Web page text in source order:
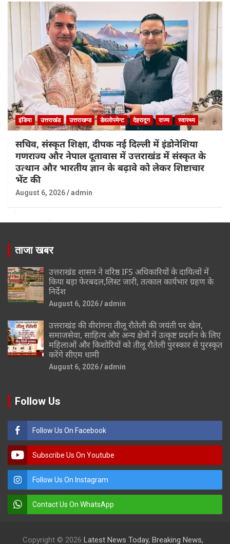
इंडिया उत्तराखंड उत्तराखण्ड डेवलोपमेन्ट देहरादून राज्य स्वास्थ्य
सचिव, संस्कृत शिक्षा, दीपक नई दिल्ली में इंडोनेशिया
गणराज्य और नेपाल दूतावास में उत्तराखंड में संस्कृत के
उत्थान और भारतीय ज्ञान के बढ़ावे को लेकर शिष्टाचार
भेंट की
August 6, 2026 admin
ताजा खबर
उत्तराखंड शासन ने वरिष्ठ IFS अधिकारियों के दायित्वों में
किया बड़ा फेरबदल,लिस्ट जारी, तत्काल कार्यभार ग्रहण के
निर्देश
August 6, 2026 admin
उत्तराखंड की वीरांगना तीलू रौतेली की जयंती पर खेल,
समाजसेवा, साहित्य और अन्य क्षेत्रों में उत्कृष्ट प्रदर्शन के लिए
महिलाओं और किशोरियों को तीलू रौतेली पुरस्कार से पुरस्कृत
करेंगे सीएम धामी
August 6, 2026 admin
Follow Us
Follow Us On Facebook
Subscribe Us On Youtube
Follow Us On Instagram
Contact Us On WhatsApp
Copyright © 2026 Latest News Today, Breaking News,